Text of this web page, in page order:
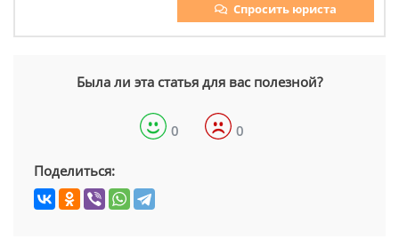
Спросить юриста
Была ли эта статья для вас полезной?
0 0
Поделиться: